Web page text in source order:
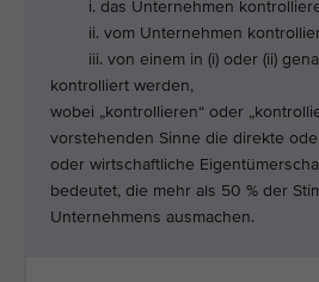
i. das Unternehmen
ii. vom Unternehmen
iii. von einem in (i) oder (ii)
kontrolliert werden,
wobei „kontrollieren“ oder
vorstehenden Sinne die direkte
oder wirtschaftliche
bedeutet, die mehr als 50 % der
Unternehmens ausmachen.